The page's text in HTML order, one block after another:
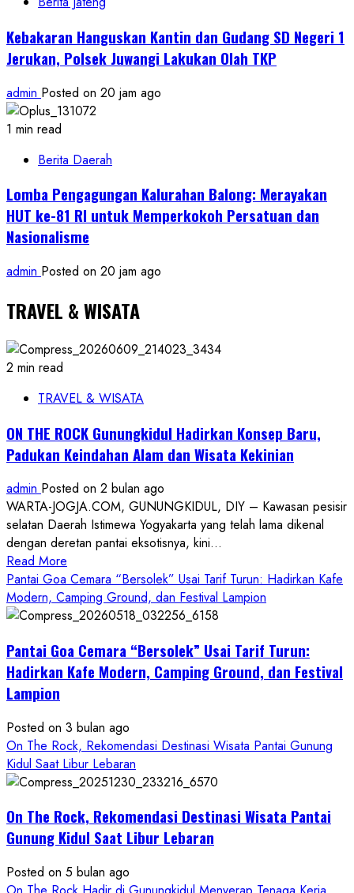
Kebakaran Hanguskan Kantin dan Gudang SD Negeri 1
Jerukan, Polsek Juwangi Lakukan Olah TKP
admin Posted on 20 jam ago
1 min read
Berita Daerah
Lomba Pengagungan Kalurahan Balong: Merayakan
HUT ke-81 RI untuk Memperkokoh Persatuan dan
Nasionalisme
admin Posted on 20 jam ago
TRAVEL & WISATA
2 min read
TRAVEL & WISATA
ON THE ROCK Gunungkidul Hadirkan Konsep Baru,
Padukan Keindahan Alam dan Wisata Kekinian
admin Posted on 2 bulan ago
WARTA-JOGJA.COM, GUNUNGKIDUL, DIY – Kawasan pesisir
selatan Daerah Istimewa Yogyakarta yang telah lama dikenal
dengan deretan pantai eksotisnya, kini...
Read More
more
about
ON
ROCK
Gunungkidul
Baru,
Padukan
Keindahan
Alam
Wisata
Kekinian
Pantai Goa Cemara “Bersolek” Usai Tarif Turun: Hadirkan Kafe
Modern, Camping Ground, dan Festival Lampion
Pantai Goa Cemara “Bersolek” Usai Tarif Turun:
Hadirkan Kafe Modern, Camping Ground, dan Festival
Lampion
Posted on 3 bulan ago
On The Rock, Rekomendasi Destinasi Wisata Pantai Gunung
Kidul Saat Libur Lebaran
On The Rock, Rekomendasi Destinasi Wisata Pantai
Gunung Kidul Saat Libur Lebaran
Posted on 5 bulan ago